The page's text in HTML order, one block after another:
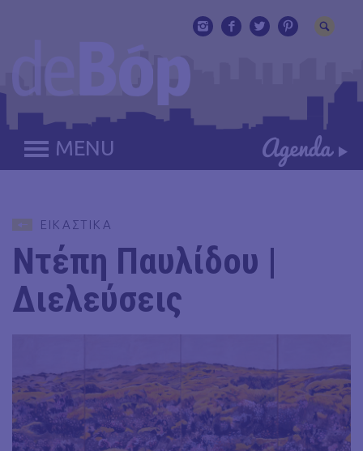
MENU
ΕΙΚΑΣΤΙΚΑ
Ντέπη Παυλίδου |
Διελεύσεις